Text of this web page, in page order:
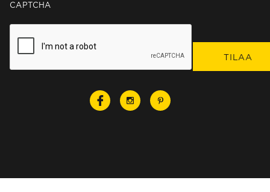
CAPTCHA